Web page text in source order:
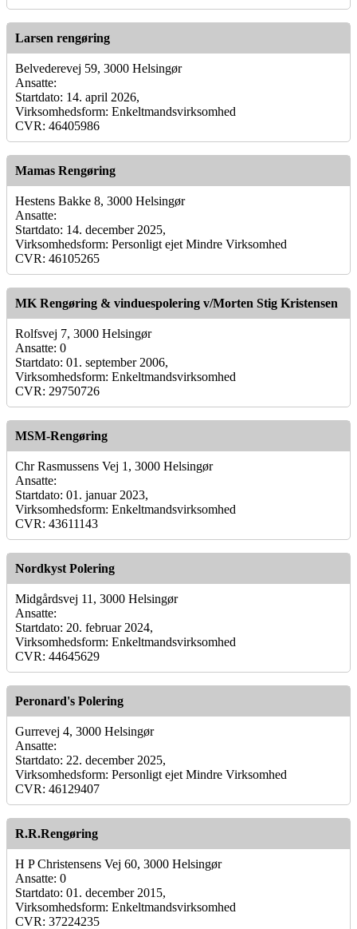
Larsen rengøring
Belvederevej 59, 3000 Helsingør
Ansatte:
Startdato: 14. april 2026,
Virksomhedsform: Enkeltmandsvirksomhed
CVR: 46405986
Mamas Rengøring
Hestens Bakke 8, 3000 Helsingør
Ansatte:
Startdato: 14. december 2025,
Virksomhedsform: Personligt ejet Mindre Virksomhed
CVR: 46105265
MK Rengøring & vinduespolering v/Morten Stig Kristensen
Rolfsvej 7, 3000 Helsingør
Ansatte: 0
Startdato: 01. september 2006,
Virksomhedsform: Enkeltmandsvirksomhed
CVR: 29750726
MSM-Rengøring
Chr Rasmussens Vej 1, 3000 Helsingør
Ansatte:
Startdato: 01. januar 2023,
Virksomhedsform: Enkeltmandsvirksomhed
CVR: 43611143
Nordkyst Polering
Midgårdsvej 11, 3000 Helsingør
Ansatte:
Startdato: 20. februar 2024,
Virksomhedsform: Enkeltmandsvirksomhed
CVR: 44645629
Peronard's Polering
Gurrevej 4, 3000 Helsingør
Ansatte:
Startdato: 22. december 2025,
Virksomhedsform: Personligt ejet Mindre Virksomhed
CVR: 46129407
R.R.Rengøring
H P Christensens Vej 60, 3000 Helsingør
Ansatte: 0
Startdato: 01. december 2015,
Virksomhedsform: Enkeltmandsvirksomhed
CVR: 37224235